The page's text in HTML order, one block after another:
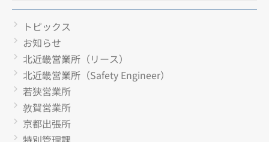
トピックス
お知らせ
北近畿営業所（リース）
北近畿営業所（Safety Engineer）
若狭営業所
敦賀営業所
京都出張所